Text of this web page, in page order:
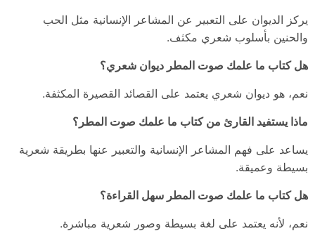
يركز الديوان على التعبير عن المشاعر الإنسانية مثل الحب
والحنين بأسلوب شعري مكثف.
هل كتاب ما علمك صوت المطر ديوان شعري؟
نعم، هو ديوان شعري يعتمد على القصائد القصيرة المكثفة.
ماذا يستفيد القارئ من كتاب ما علمك صوت المطر؟
يساعد على فهم المشاعر الإنسانية والتعبير عنها بطريقة شعرية
بسيطة وعميقة.
هل كتاب ما علمك صوت المطر سهل القراءة؟
نعم، لأنه يعتمد على لغة بسيطة وصور شعرية مباشرة.